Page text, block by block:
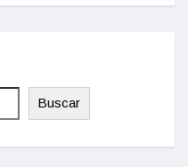
Buscar